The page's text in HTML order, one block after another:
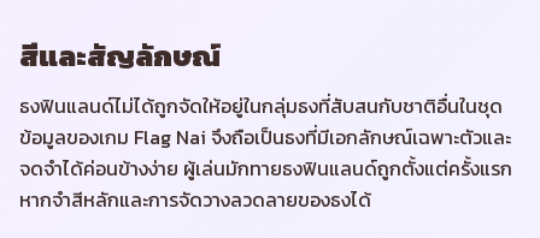
สีและสัญลักษณ์
ธงฟินแลนด์ไม่ได้ถูกจัดให้อยู่ในกลุ่มธงที่สับสนกับชาติอื่นในชุด
ข้อมูลของเกม Flag Nai จึงถือเป็นธงที่มีเอกลักษณ์เฉพาะตัวและ
จดจำได้ค่อนข้างง่าย ผู้เล่นมักทายธงฟินแลนด์ถูกตั้งแต่ครั้งแรก
หากจำสีหลักและการจัดวางลวดลายของธงได้